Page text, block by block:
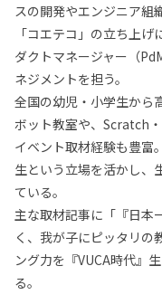
スの開発やエンジニア組
「コエテコ」の立ち上
ダクトマネージャー（
ネジメントを担う。
全国の幼児・小学生から
ボット教室や、Scratch
イベント取材経験も豊富
生という立場を活かし、
ている。
主な取材記事に「『日本
く、我が子にピッタリの
ング力を『VUCA時代』
る。